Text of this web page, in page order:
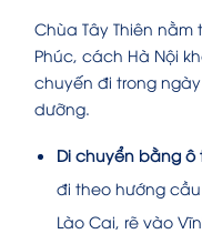
Chùa Tây Thiên nằm
Phúc, cách Hà Nội
chuyến đi trong
dưỡng.
Di chuyển bằng ô
đi theo hướng cầu
Lào Cai, rẽ vào